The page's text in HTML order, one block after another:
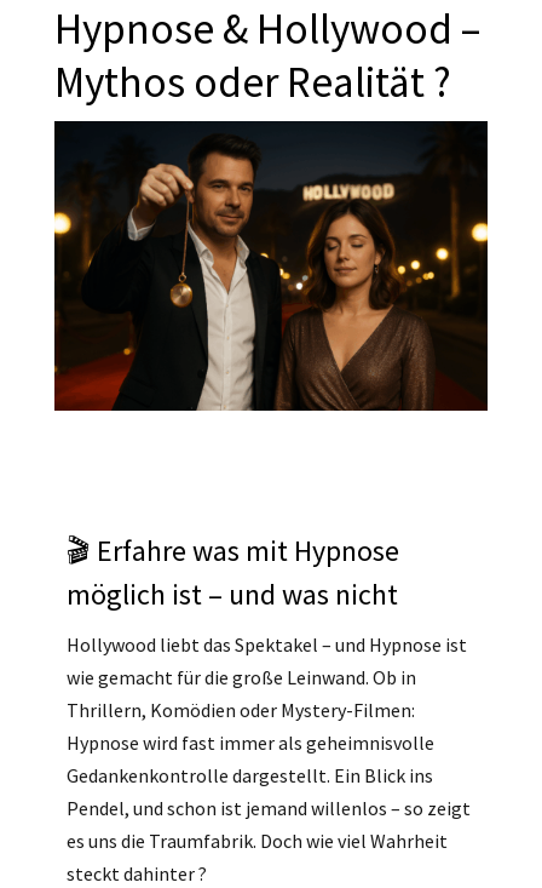
Hypnose & Hollywood –
Mythos oder Realität ?
🎬 Erfahre was mit Hypnose
möglich ist – und was nicht
Hollywood liebt das Spektakel – und Hypnose ist
wie gemacht für die große Leinwand. Ob in
Thrillern, Komödien oder Mystery-Filmen:
Hypnose wird fast immer als geheimnisvolle
Gedankenkontrolle dargestellt. Ein Blick ins
Pendel, und schon ist jemand willenlos – so zeigt
es uns die Traumfabrik. Doch wie viel Wahrheit
steckt dahinter ?